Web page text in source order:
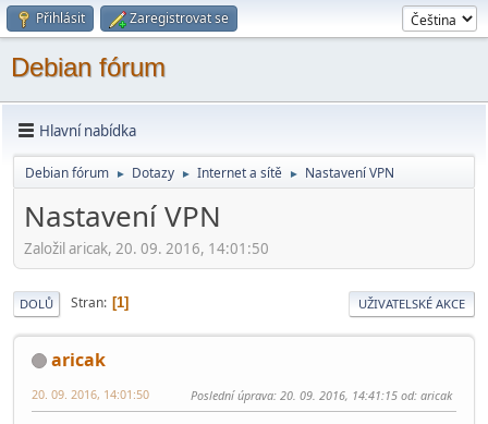
Přihlásit Zaregistrovat se
Debian fórum
Hlavní nabídka
Debian fórum ► Dotazy ► Internet a sítě ► Nastavení VPN
Nastavení VPN
Založil aricak, 20. 09. 2016, 14:01:50
DOLŮ Stran 1 UŽIVATELSKÉ AKCE
aricak
20. 09. 2016, 14:01:50 Poslední úprava: 20. 09. 2016, 14:41:15 od: aricak